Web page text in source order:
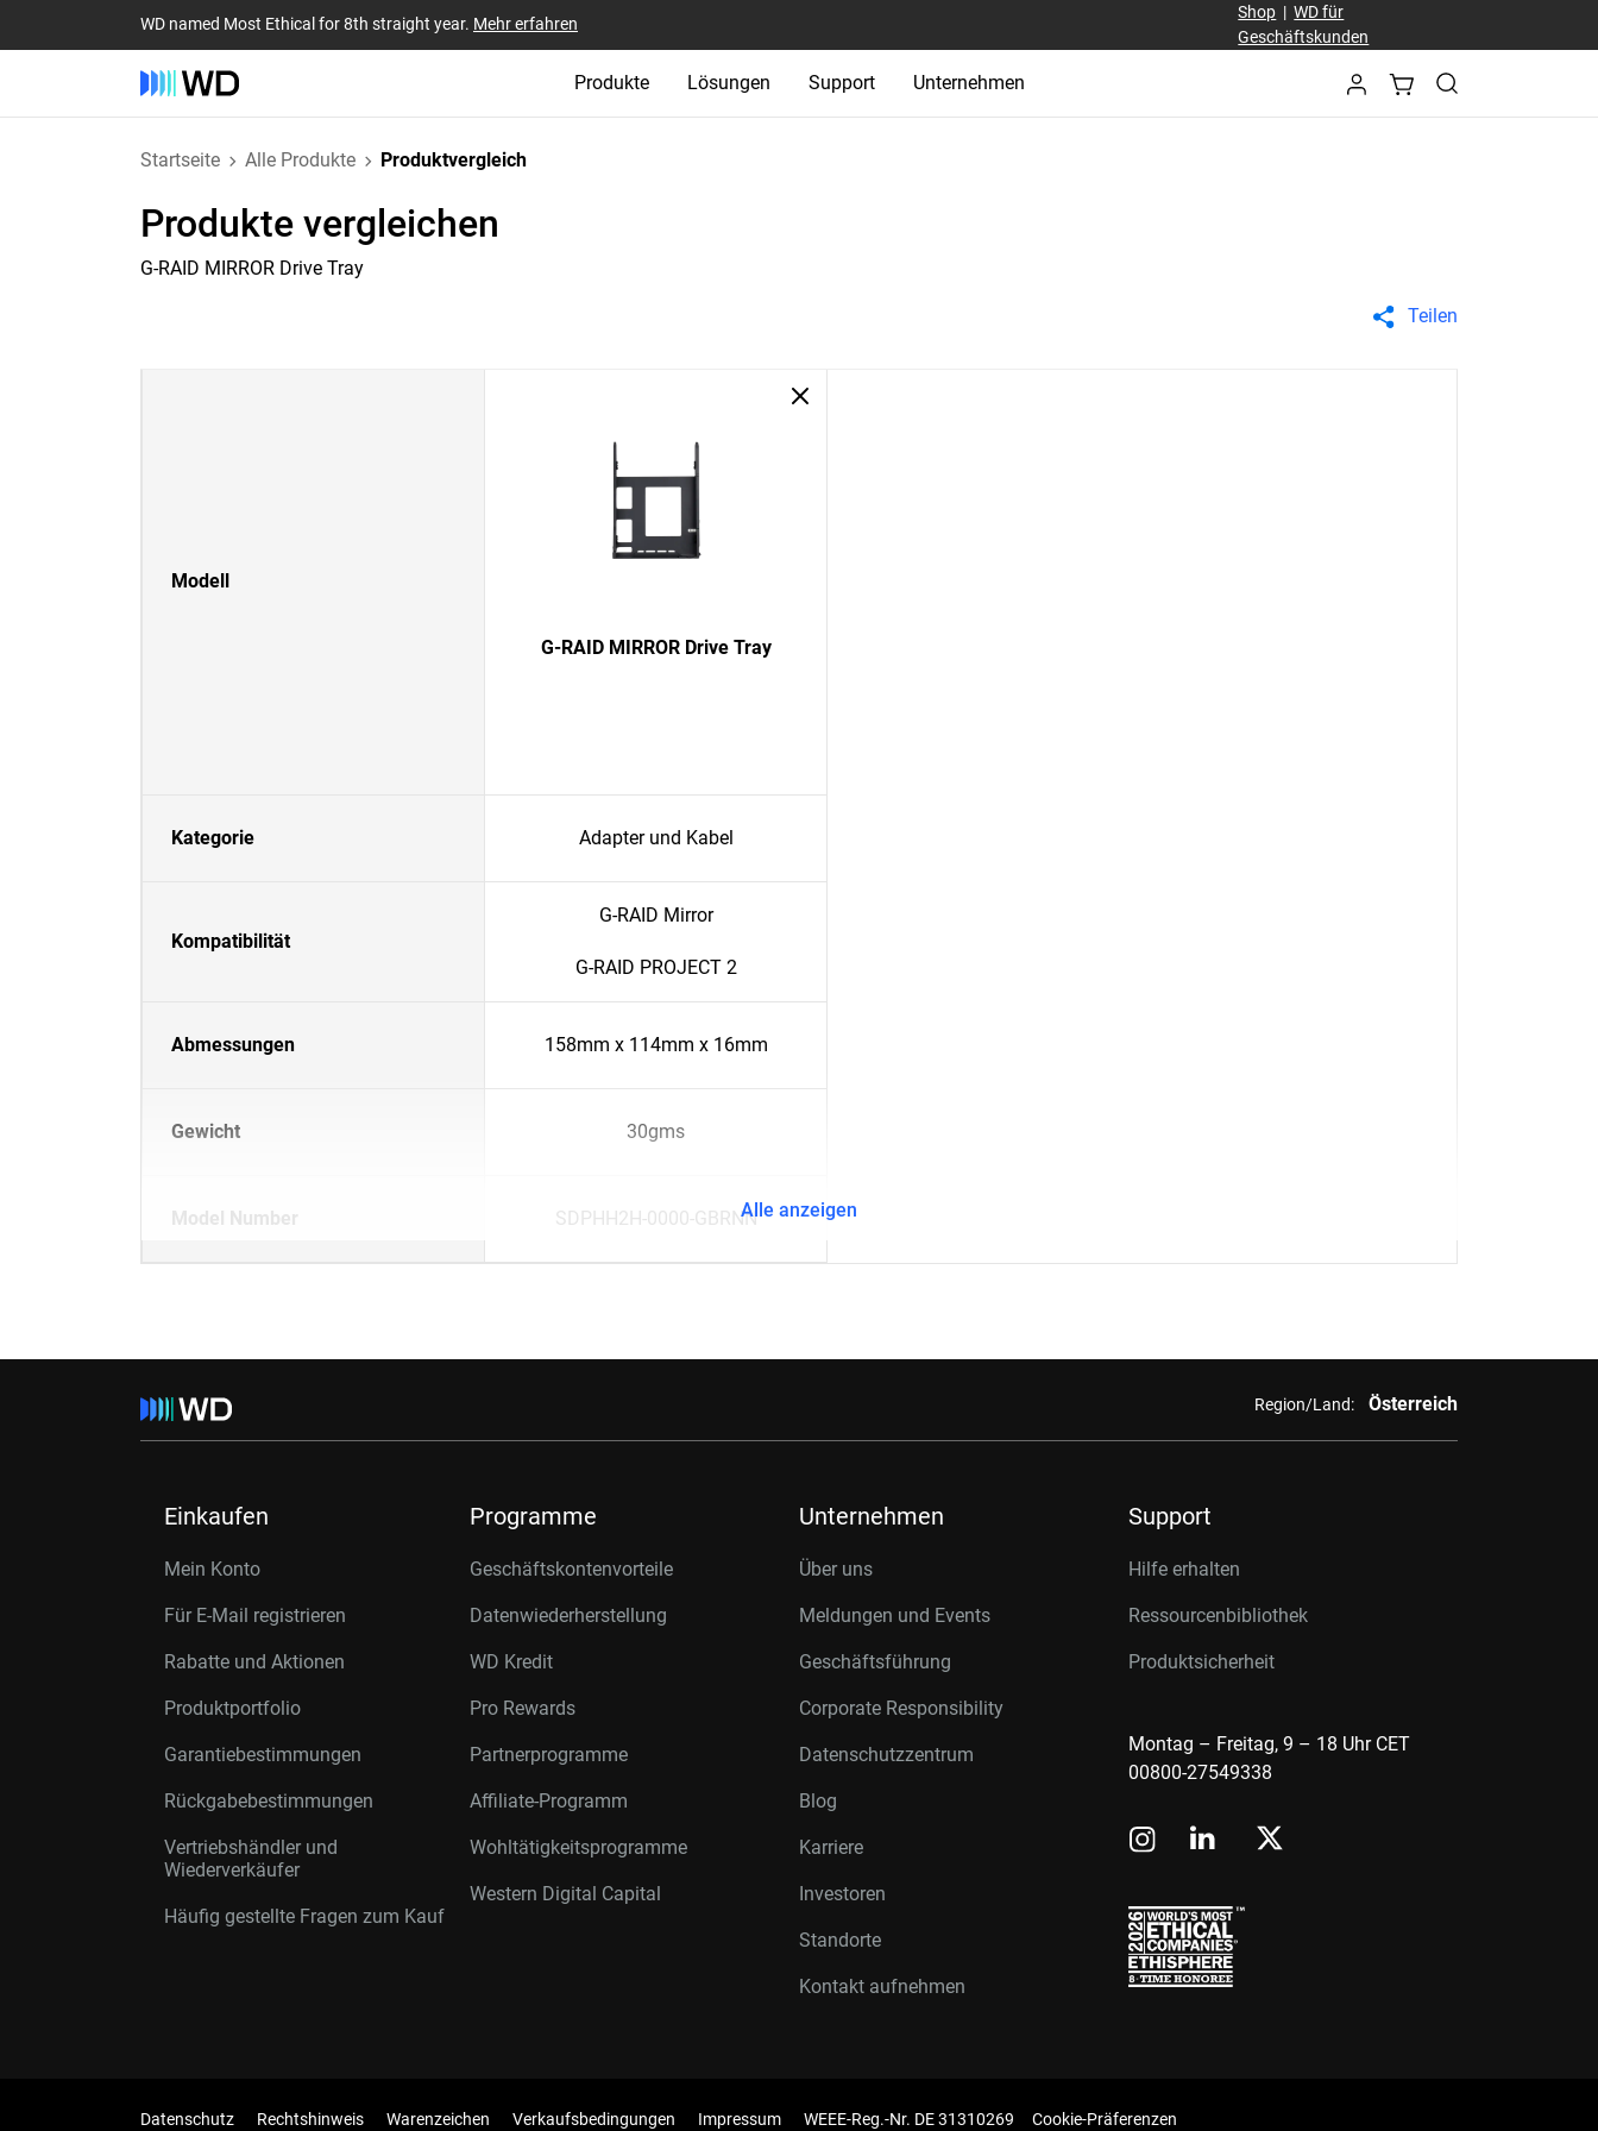
WD named Most Ethical for 8th straight year. Mehr erfahren
Shop |WD für
Geschäftskunden
Produkte Lösungen Support Unternehmen
Startseite Alle Produkte Produktvergleich
Produkte vergleichen
G-RAID MIRROR Drive Tray
Teilen
Modell
G-RAID MIRROR Drive Tray
Kategorie Adapter und Kabel
Kompatibilität
G-RAID Mirror
G-RAID PROJECT 2
Abmessungen 158mm x 114mm x 16mm
Gewicht 30gms
Model Number SDPHH2H-0000-GBRNNAlle anzeigen
Region/Land: Österreich
Einkaufen
Mein Konto
Für E-Mail registrieren
Rabatte und Aktionen
Produktportfolio
Garantiebestimmungen
Rückgabebestimmungen
Vertriebshändler und
Wiederverkäufer
Häufig gestellte Fragen zum Kauf
Programme
Geschäftskontenvorteile
Datenwiederherstellung
WD Kredit
Pro Rewards
Partnerprogramme
Affiliate-Programm
Wohltätigkeitsprogramme
Western Digital Capital
Unternehmen
Über uns
Meldungen und Events
Geschäftsführung
Corporate Responsibility
Datenschutzzentrum
Blog
Karriere
Investoren
Standorte
Kontakt aufnehmen
Support
Hilfe erhalten
Ressourcenbibliothek
Produktsicherheit
Montag – Freitag, 9 – 18 Uhr CET
00800-27549338
Datenschutz Rechtshinweis Warenzeichen Verkaufsbedingungen Impressum WEEE-Reg.-Nr. DE 31310269 Cookie-Präferenzen